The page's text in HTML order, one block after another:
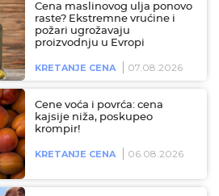
Cena maslinovog ulja ponovo
raste? Ekstremne vrućine i
požari ugrožavaju
proizvodnju u Evropi
KRETANJE CENA 07.08.2026
Cene voća i povrća: cena
kajsije niža, poskupeo
krompir!
KRETANJE CENA 06.08.2026